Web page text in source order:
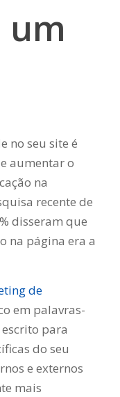
um
no seu site é
aumentar o
na
recente de
disseram que
na página era a
de
em palavras-
para
do seu
e externos
mais